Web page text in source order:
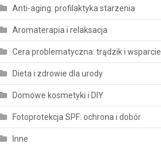
Anti-aging: profilaktyka starzenia
Aromaterapia i relaksacja
Cera problematyczna: trądzik i wsparcie
Dieta i zdrowie dla urody
Domowe kosmetyki i DIY
Fotoprotekcja SPF: ochrona i dobór
Inne